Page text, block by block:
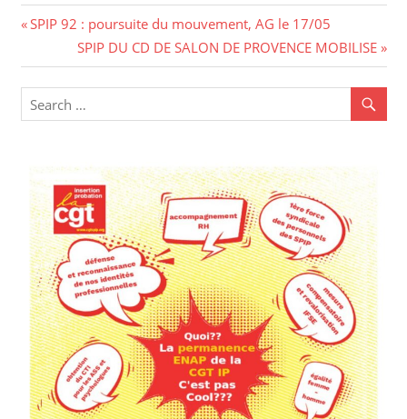
Navigation
de
l’article
Previous
SPIP 92 : poursuite du mouvement, AG le 17/05
Next
Post:
SPIP DU CD DE SALON DE PROVENCE MOBILISE